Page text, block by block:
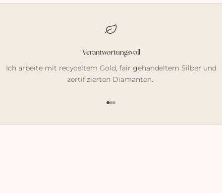
Verantwortungsvoll
Ich arbeite mit recyceltem Gold, fair gehandeltem Silber und
zertifizierten Diamanten.
Gehe zu Element 1
Gehe zu Element 2
Gehe zu Element 3